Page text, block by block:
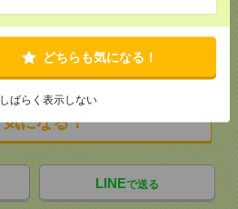
どちらも気になる！
しばらく表示しない
応募ページへ
気になる！
LINEで送る